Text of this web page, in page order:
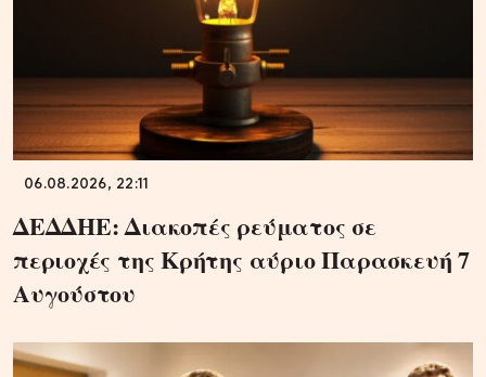
06.08.2026, 22:11
ΔΕΔΔΗΕ: Διακοπές ρεύματος σε
περιοχές της Κρήτης αύριο Παρασκευή 7
Αυγούστου